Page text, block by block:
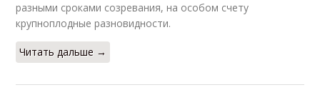
разными сроками созревания, на особом счету
крупноплодные разновидности.
Читать дальше →